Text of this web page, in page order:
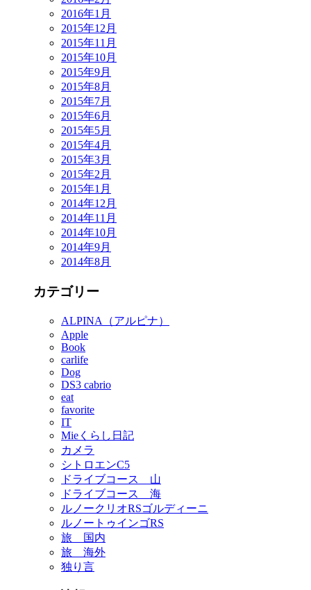
2016年1月
2015年12月
2015年11月
2015年10月
2015年9月
2015年8月
2015年7月
2015年6月
2015年5月
2015年4月
2015年3月
2015年2月
2015年1月
2014年12月
2014年11月
2014年10月
2014年9月
2014年8月
カテゴリー
ALPINA（アルピナ）
Apple
Book
carlife
Dog
DS3 cabrio
eat
favorite
IT
Mieくらし日記
カメラ
シトロエンC5
ドライブコース 山
ドライブコース 海
ルノークリオRSゴルディーニ
ルノートゥインゴRS
旅 国内
旅 海外
独り言